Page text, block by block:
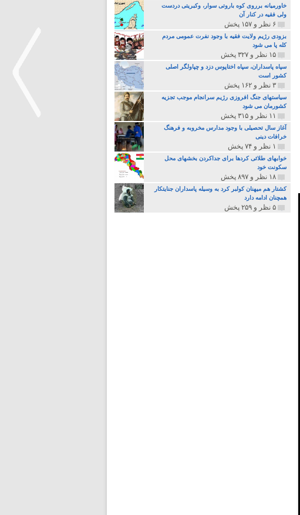
خاورمیانه برروی کوه باروتی سوار، وکبریتی دردست
ولی فقیه در کنار آن
۶ نظر و ۱۵۷ پخش
بزودی رژیم ولایت فقیه با وجود نفرت عمومی مردم
کله پا می شود
۱۵ نظر و ۳۲۷ پخش
سپاه پاسداران، سپاه اختاپوس دزد و چپاولگر اصلی
کشور است
۳ نظر و ۱۶۲ پخش
سیاستهای جنگ افروزی رژیم سرانجام موجب تجزیه
کشورمان می شود
۱۱ نظر و ۳۱۵ پخش
آغاز سال تحصیلی با وجود مدارس مخروبه و فرهنگ
خرافات دینی
۱ نظر و ۷۴ پخش
خوابهای طلائی کردها برای جداکردن بخشهای محل
سکونت خود
۱۸ نظر و ۸۹۷ پخش
کشتار هم میهنان کولبر کرد به وسیله پاسداران جنایتکار
همچنان ادامه دارد
۵ نظر و ۲۵۹ پخش